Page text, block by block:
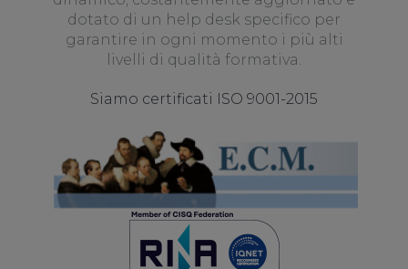
dotato di un help desk specifico per
garantire in ogni momento i più alti
livelli di qualità formativa.
Siamo certificati ISO 9001-2015